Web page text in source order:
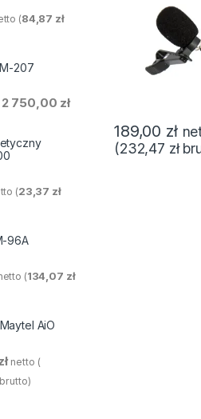
189,00 zł
(232,47 zł
(84,87 zł
207
2 750,00 złZakres cen: od 90,00 zł
(23,37 zł
96A
(134,07 zł
AiO
netto (